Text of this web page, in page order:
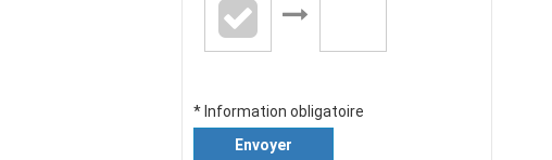
* Information obligatoire
Envoyer